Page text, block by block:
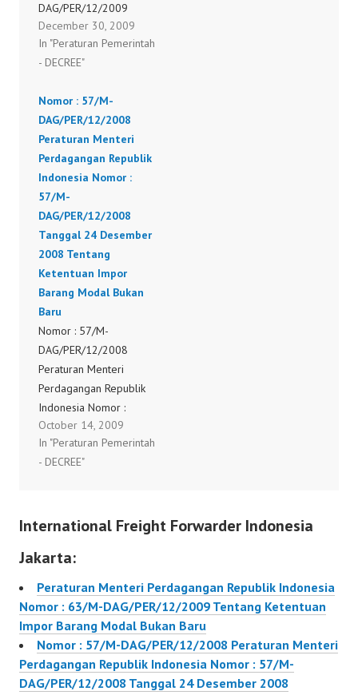
DAG/PER/12/2009
Tentang Ketentuan
Impor Barang Modal
Bukan Baru
December 30, 2009
In "Peraturan Pemerintah
- DECREE"
Nomor : 57/M-
DAG/PER/12/2008
Peraturan Menteri
Perdagangan Republik
Indonesia Nomor :
57/M-
DAG/PER/12/2008
Tanggal 24 Desember
2008 Tentang
Ketentuan Impor
Barang Modal Bukan
Baru
Nomor : 57/M-
DAG/PER/12/2008
Peraturan Menteri
Perdagangan Republik
Indonesia Nomor :
57/M-
DAG/PER/12/2008
Tanggal 24 Desember
Modal Bukan Baru
October 14, 2009
In "Peraturan Pemerintah
- DECREE"
International Freight Forwarder Indonesia
Jakarta:
Peraturan Menteri Perdagangan Republik Indonesia
Nomor : 63/M-DAG/PER/12/2009 Tentang Ketentuan
Impor Barang Modal Bukan Baru
Nomor : 57/M-DAG/PER/12/2008 Peraturan Menteri
Perdagangan Republik Indonesia Nomor : 57/M-
DAG/PER/12/2008 Tanggal 24 Desember 2008